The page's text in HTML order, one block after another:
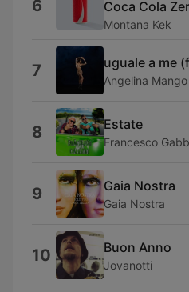
6
Coca Cola
Montana Kek
7 uguale a me
Angelina Mango
8 Estate
Francesco
9 Gaia Nostra
Gaia Nostra
10 Buon Anno
Jovanotti